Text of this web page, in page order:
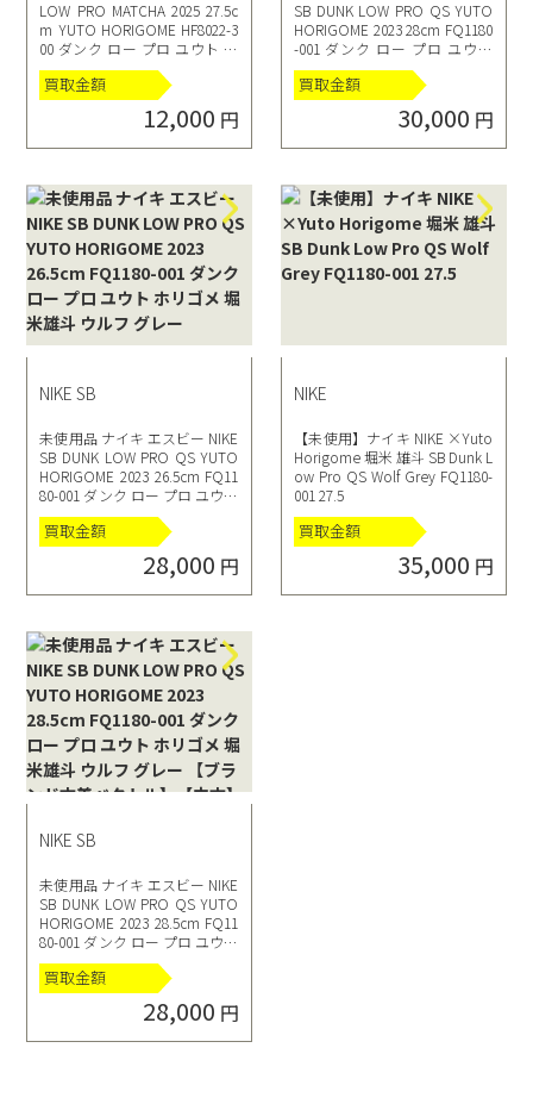
LOW PRO MATCHA 2025 27.5c
m YUTO HORIGOME HF8022-3
00 ダンク ロー プロ ユウト ホ
リゴメ 堀米雄斗 抹茶
買取金額
12,000 円
SB DUNK LOW PRO QS YUTO
HORIGOME 2023 28cm FQ1180
-001 ダンク ロー プロ ユウト
ホリゴメ 堀米雄斗 ウルフ グレ
ー
買取金額
30,000 円
NIKE SB
未使用品 ナイキ エスビー NIKE
SB DUNK LOW PRO QS YUTO
HORIGOME 2023 26.5cm FQ11
80-001 ダンク ロー プロ ユウト
ホリゴメ 堀米雄斗 ウルフ グレ
ー
買取金額
28,000 円
NIKE
【未使用】ナイキ NIKE ×Yuto
Horigome 堀米 雄斗 SB Dunk L
ow Pro QS Wolf Grey FQ1180-
001 27.5
買取金額
35,000 円
NIKE SB
未使用品 ナイキ エスビー NIKE
SB DUNK LOW PRO QS YUTO
HORIGOME 2023 28.5cm FQ11
80-001 ダンク ロー プロ ユウト
ホリゴメ 堀米雄斗 ウルフ グレ
ー 【ブランド古着ベクトル】
【中古】240415 メンズ
買取金額
28,000 円